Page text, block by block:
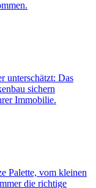
unterschätzt: Das
sichern
Immobilie.
Palette, vom kleinen
die richtige